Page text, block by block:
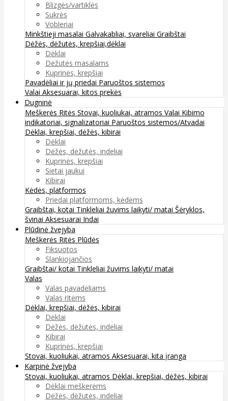
Blizgės/vartiklės
Sukrės
Vobleriai
Minkštieji masalai Galvakabliai, svareliai Graibštai
Dėžės, dėžutės, krepšiai,dėklai
Dėklai
Dėžutės masalams
Kuprinės, krepšiai
Pavadėliai ir jų priedai Paruoštos sistemos
Valai Aksesuarai, kitos prekės
Dugninė
Meškerės Ritės Stovai, kuoliukai, atramos Valai Kibimo
indikatoriai, signalizatoriai Paruoštos sistemos/Atvadai
Dėklai, krepšiai, dėžės, kibirai
Dėklai
Dėžės, dėžutės, indeliai
Kuprinės, krepšiai
Sietai jaukui
Kibirai
Kėdės, platformos
Priedai platformoms, kėdėms
Graibštai, kotai Tinkleliai žuvims laikyti/ matai Šėryklos,
švinai Aksesuarai Indai
Plūdinė žvejyba
Meškerės Ritės Plūdės
Fiksuotos
Slankiojančios
Graibštai/ kotai Tinkleliai žuvims laikyti/ matai
Valas
Valas pavadėliams
Valas ritėms
Dėklai, krepšiai, dėžės, kibirai
Dėklai
Dėžės, dėžutės, indeliai
Kibirai
Kuprinės, krepšiai
Stovai, kuoliukai, atramos Aksesuarai, kita įranga
Karpinė žvejyba
Stovai, kuoliukai, atramos Dėklai, krepšiai, dėžės, kibirai
Dėklai meškerėms
Dėžės, dėžutės, indeliai